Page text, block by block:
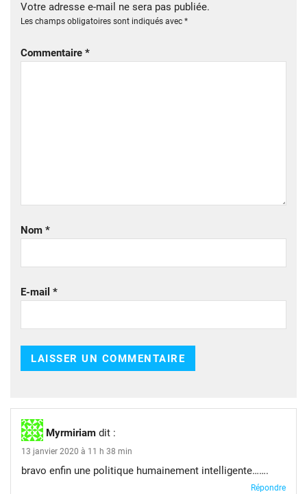
Votre adresse e-mail ne sera pas publiée.
Les champs obligatoires sont indiqués avec *
Commentaire *
Nom *
E-mail *
Myrmiriam dit :
13 janvier 2020 à 11 h 38 min
bravo enfin une politique humainement intelligente…….
Répondre